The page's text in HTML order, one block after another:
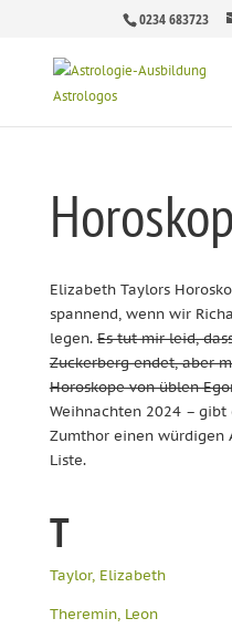
0234 683723
Elizabeth Taylors
spannend, wenn wir
legen.Es tut mir leid,
Zuckerberg endet, aber
Horoskope von üblen
Weihnachten 2024 –
Zumthor einen würdigen
Liste.
T
Taylor, Elizabeth
Theremin, Leon